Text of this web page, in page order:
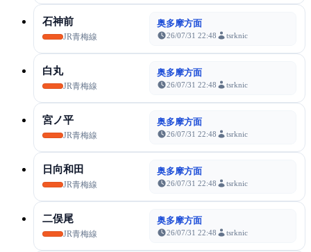
石神前
JR青梅線
奥多摩方面
26/07/31 22:48 tsrknic
白丸
JR青梅線
奥多摩方面
26/07/31 22:48 tsrknic
宮ノ平
JR青梅線
奥多摩方面
26/07/31 22:48 tsrknic
日向和田
JR青梅線
奥多摩方面
26/07/31 22:48 tsrknic
二俣尾
JR青梅線
奥多摩方面
26/07/31 22:48 tsrknic